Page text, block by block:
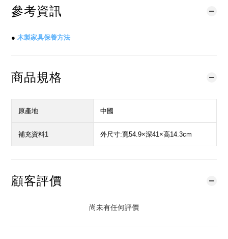
參考資訊
● 木製家具保養方法
商品規格
原產地 中國
補充資料1 外尺寸:寬54.9×深41×高14.3cm
顧客評價
尚未有任何評價